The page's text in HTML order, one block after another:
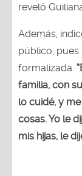
reveló
Además,
público, pues
formalizada.
familia, con
lo cuidé, y
cosas. Yo le
mis hijas, le